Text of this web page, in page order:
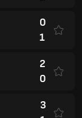
0
1
2
0
3